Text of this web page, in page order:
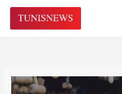
Aller
contenu